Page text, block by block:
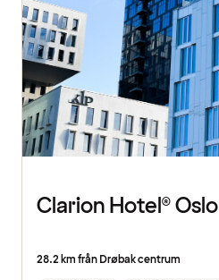
Clarion Hotel® Oslo
28.2 km från Drøbak centrum